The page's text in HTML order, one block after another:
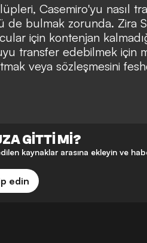
Casemiro'yu nasıl
de bulmak zorunda. Zira
için kontenjan
transfer edebilmek için
veya sözleşmesini
GİTTİ Mİ?
kaynaklar arasına ekleyin ve
edin